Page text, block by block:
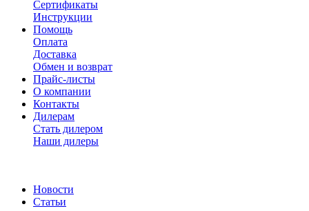
Сертификаты
Инструкции
Помощь
Оплата
Доставка
Обмен и возврат
Прайс-листы
О компании
Контакты
Дилерам
Стать дилером
Наши дилеры
Новости
Статьи